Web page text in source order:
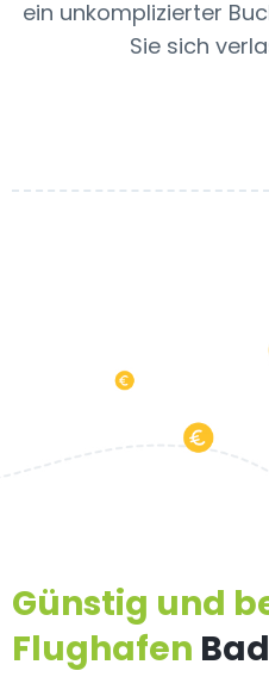
ein unkomplizierter
Sie sich
Günstig und
Flughafen